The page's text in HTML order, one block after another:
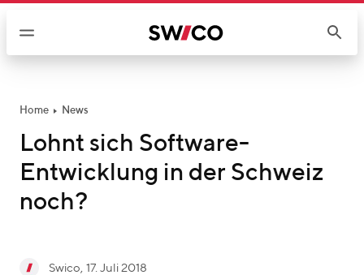
Home News
Lohnt sich Software-
Entwicklung in der Schweiz
noch?
Swico 17. Juli 2018